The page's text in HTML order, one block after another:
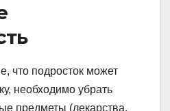
что подросток может
необходимо убрать
предметы (лекарства,